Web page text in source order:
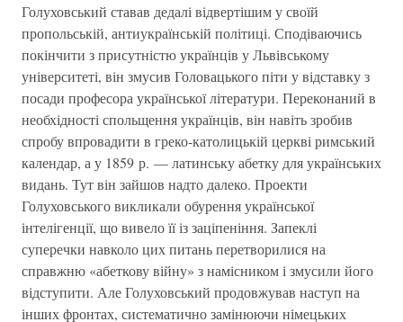
Голуховський ставав дедалі відвертішим у своїй
пропольській, антиукраїнській політиці. Сподіваючись
покінчити з присутністю українців у Львівському
університеті, він змусив Головацького піти у відставку з
посади професора української літератури. Переконаний в
необхідності спольщення українців, він навіть зробив
спробу впровадити в греко-католицькій церкві римський
календар, а у 1859 р. — латинську абетку для українських
видань. Тут він зайшов надто далеко. Проекти
Голуховського викликали обурення української
інтелігенції, що вивело її із заціпеніння. Запеклі
суперечки навколо цих питань перетворилися на
справжню «абеткову війну» з намісником і змусили його
відступити. Але Голуховський продовжував наступ на
інших фронтах, систематично замінюючи німецьких